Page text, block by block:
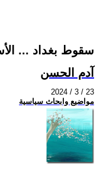
سقوط بغداد ...
آدم الحسن
2024 / 3 / 23
مواضيع وابحاث سياسية